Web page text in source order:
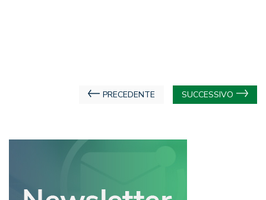
Navigazione
PRECEDENTE SUCCESSIVO